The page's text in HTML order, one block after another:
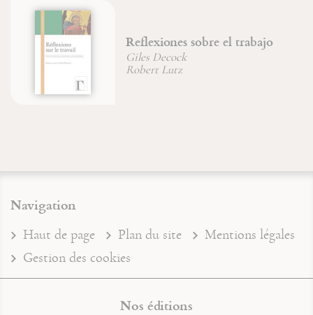
Reflexiones sobre el trabajo
Giles Decock
Navigation
Haut de page Plan du site
Mentions légales
Gestion des cookies
Nos éditions